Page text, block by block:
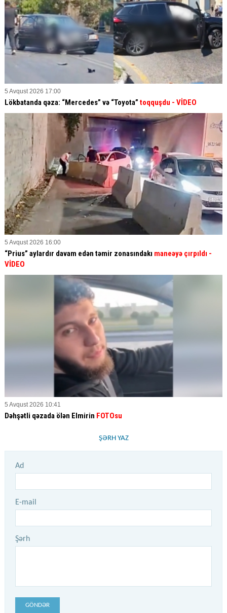
5 Avqust 2026 17:00
Lökbatanda qəza: “Mercedes” və “Toyota” toqquşdu - VİDEO
5 Avqust 2026 16:00
“Prius” aylardır davam edən təmir zonasındakı maneəyə çırpıldı -
VİDEO
5 Avqust 2026 10:41
Dəhşətli qəzada ölən Elmirin FOTOsu
ŞƏRH YAZ
Ad
E-mail
Şərh
GÖNDƏR